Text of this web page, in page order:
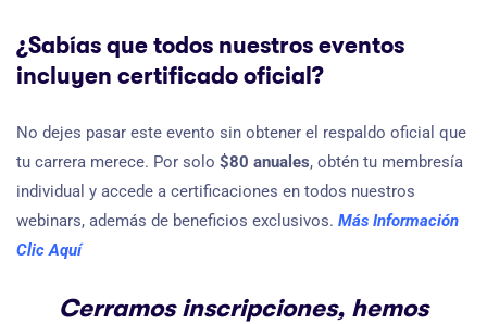
¿Sabías que todos nuestros eventos
incluyen certificado oficial?
No dejes pasar este evento sin obtener el respaldo oficial que
tu carrera merece. Por solo $80 anuales, obtén tu membresía
individual y accede a certificaciones en todos nuestros
webinars, además de beneficios exclusivos. Más Información
Clic Aquí
Cerramos inscripciones, hemos